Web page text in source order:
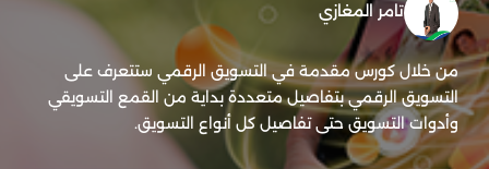
تامر المغازي
من خلال كورس مقدمة في التسويق الرقمي ستتعرف على
التسويق الرقمي بتفاصيل متعددة بداية من القمع التسويقي
وأدوات التسويق حتى تفاصيل كل أنواع التسويق.